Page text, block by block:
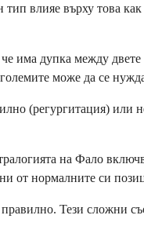
влияе върху това
има дупка между
може да се
(регургитация)
на Фало
от нормалните си
Тези сложни